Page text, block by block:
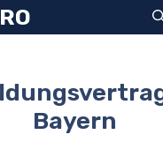
Bayern